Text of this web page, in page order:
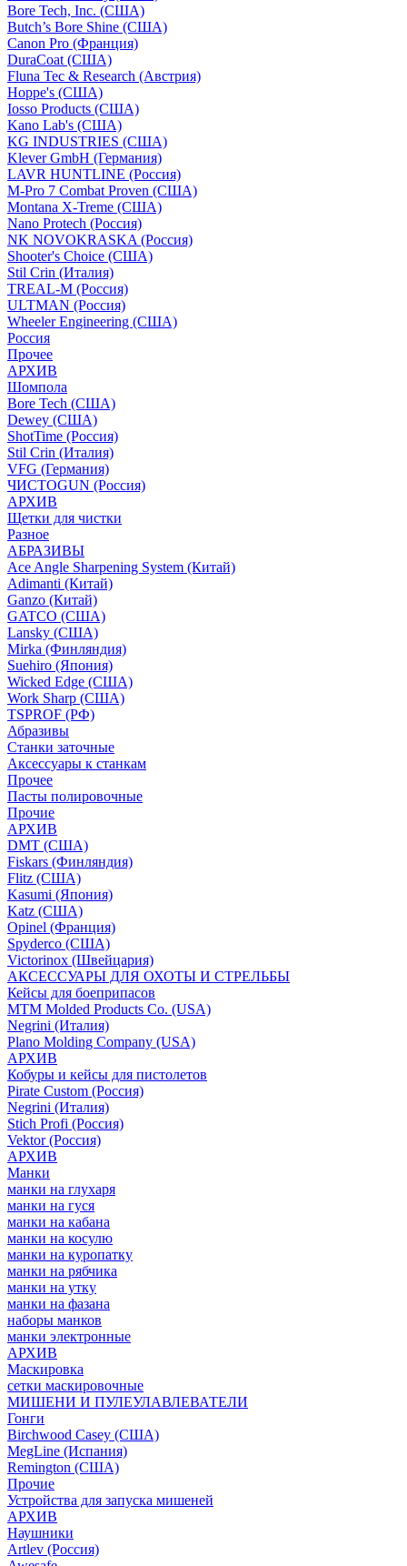
Bore Tech, Inc. (США)
Butch’s Bore Shine (СШA)
Canon Pro (Франция)
DuraCoat (США)
Fluna Tec & Research (Австрия)
Hoppe's (США)
Iosso Products (США)
Kano Lab's (США)
KG INDUSTRIES (США)
Klever GmbH (Германия)
LAVR HUNTLINE (Россия)
M-Pro 7 Combat Proven (СШA)
Montana X-Treme (США)
Nano Protech (Россия)
NK NOVOKRASKA (Россия)
Shooter's Choice (СШA)
Stil Crin (Италия)
TREAL-M (Россия)
ULTMAN (Россия)
Wheeler Engineering (СШA)
Россия
Прочее
АРХИВ
Шомпола
Bore Tech (США)
Dewey (США)
ShotTime (Россия)
Stil Crin (Италия)
VFG (Германия)
ЧИСТОGUN (Россия)
АРХИВ
Щетки для чистки
Разное
АБРАЗИВЫ
Ace Angle Sharpening System (Китай)
Adimanti (Китай)
Ganzo (Китай)
GATCO (США)
Lansky (США)
Mirka (Финляндия)
Suehiro (Япония)
Wicked Edge (США)
Work Sharp (США)
TSPROF (РФ)
Абразивы
Станки заточные
Аксессуары к станкам
Прочее
Пасты полировочные
Прочие
АРХИВ
DMT (США)
Fiskars (Финляндия)
Flitz (США)
Kasumi (Япония)
Katz (США)
Opinel (Франция)
Spyderco (США)
Victorinox (Швейцария)
АКСЕССУАРЫ ДЛЯ ОХОТЫ И СТРЕЛЬБЫ
Кейсы для боеприпасов
MTM Molded Products Co. (USA)
Negrini (Италия)
Plano Molding Company (USA)
АРХИВ
Кобуры и кейсы для пистолетов
Pirate Custom (Россия)
Negrini (Италия)
Stich Profi (Россия)
Vektor (Россия)
АРХИВ
Манки
манки на глухаря
манки на гуся
манки на кабана
манки на косулю
манки на куропатку
манки на рябчика
манки на утку
манки на фазана
наборы манков
манки электронные
АРХИВ
Маскировка
сетки маскировочные
МИШЕНИ И ПУЛЕУЛАВЛЕВАТЕЛИ
Гонги
Birchwood Casey (США)
MegLine (Испания)
Remington (США)
Прочие
Устройства для запуска мишеней
АРХИВ
Наушники
Artlev (Россия)